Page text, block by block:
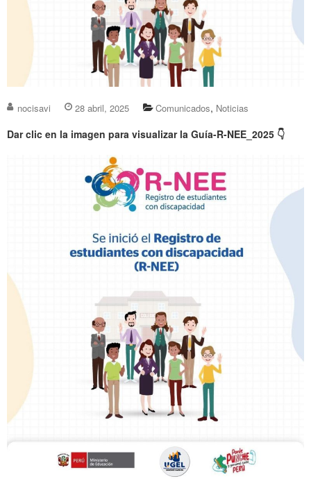
nocisavi 28 abril, 2025 Comunicados, Noticias
Dar clic en la imagen para visualizar la Guía-R-NEE_2025 👇